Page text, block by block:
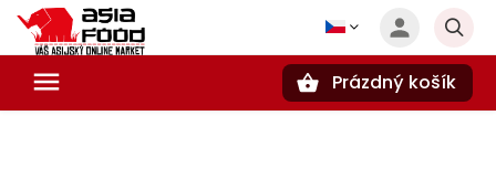
Prázdný košík